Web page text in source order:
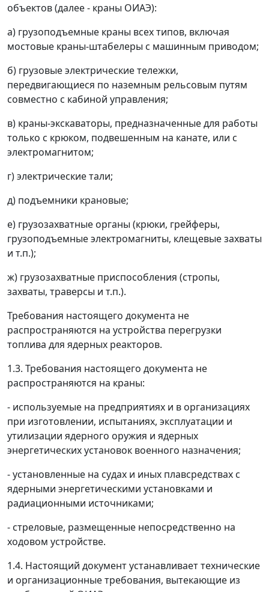
объектов (далее - краны ОИАЭ):
а) грузоподъемные краны всех типов, включая
мостовые краны-штабелеры с машинным приводом;
б) грузовые электрические тележки,
передвигающиеся по наземным рельсовым путям
совместно с кабиной управления;
в) краны-экскаваторы, предназначенные для работы
только с крюком, подвешенным на канате, или с
электромагнитом;
г) электрические тали;
д) подъемники крановые;
е) грузозахватные органы (крюки, грейферы,
грузоподъемные электромагниты, клещевые захваты
и т.п.);
ж) грузозахватные приспособления (стропы,
захваты, траверсы и т.п.).
Требования настоящего документа не
распространяются на устройства перегрузки
топлива для ядерных реакторов.
1.3. Требования настоящего документа не
распространяются на краны:
- используемые на предприятиях и в организациях
при изготовлении, испытаниях, эксплуатации и
утилизации ядерного оружия и ядерных
энергетических установок военного назначения;
- установленные на судах и иных плавсредствах с
ядерными энергетическими установками и
радиационными источниками;
- стреловые, размещенные непосредственно на
ходовом устройстве.
1.4. Настоящий документ устанавливает технические
и организационные требования, вытекающие из